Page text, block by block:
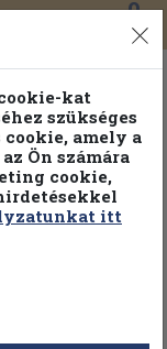
0
közül
kat
szükséges
amely a
Ön számára
cookie,
itt